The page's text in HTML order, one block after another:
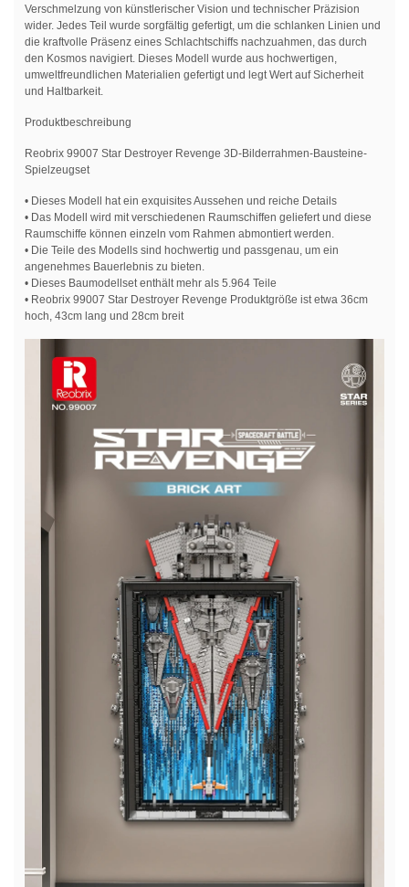
Verschmelzung von künstlerischer Vision und technischer Präzision
wider. Jedes Teil wurde sorgfältig gefertigt, um die schlanken Linien und
die kraftvolle Präsenz eines Schlachtschiffs nachzuahmen, das durch
den Kosmos navigiert. Dieses Modell wurde aus hochwertigen,
umweltfreundlichen Materialien gefertigt und legt Wert auf Sicherheit
und Haltbarkeit.
Produktbeschreibung
Reobrix 99007 Star Destroyer Revenge 3D-Bilderrahmen-Bausteine-
Spielzeugset
• Dieses Modell hat ein exquisites Aussehen und reiche Details
• Das Modell wird mit verschiedenen Raumschiffen geliefert und diese
Raumschiffe können einzeln vom Rahmen abmontiert werden.
• Die Teile des Modells sind hochwertig und passgenau, um ein
angenehmes Bauerlebnis zu bieten.
• Dieses Baumodellset enthält mehr als 5.964 Teile
• Reobrix 99007 Star Destroyer Revenge Produktgröße ist etwa 36cm
hoch, 43cm lang und 28cm breit